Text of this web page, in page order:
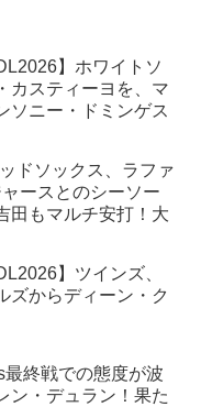
】ホワイトソ
カスティーヨを、マ
ソニー・ドミンゲス
ドソックス、ラファ
ースとのシーソー
田もマルチ安打！大
】ツインズ、
ズからディーン・ク
最終戦での態度が波
ン・デュラン！果た